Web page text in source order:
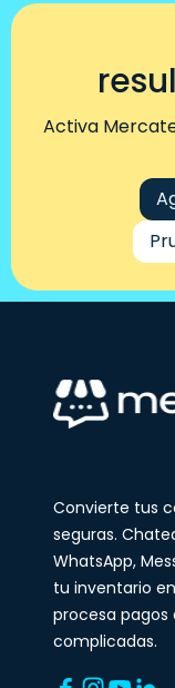
Activa
Convierte tus
seguras.
WhatsApp,
tu inventario
procesa pagos
complicadas.